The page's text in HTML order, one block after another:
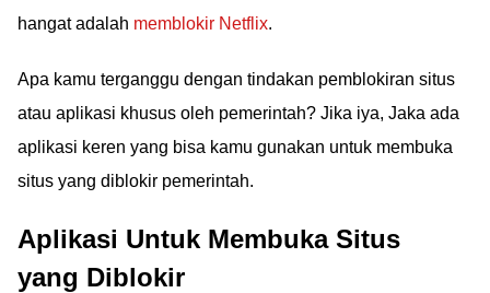
hangat adalah memblokir Netflix.
Apa kamu terganggu dengan tindakan pemblokiran situs
atau aplikasi khusus oleh pemerintah? Jika iya, Jaka ada
aplikasi keren yang bisa kamu gunakan untuk membuka
situs yang diblokir pemerintah.
Aplikasi Untuk Membuka Situs
yang Diblokir